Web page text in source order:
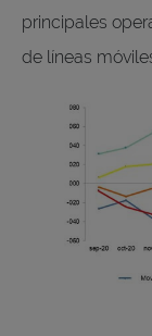
principales
de líneas